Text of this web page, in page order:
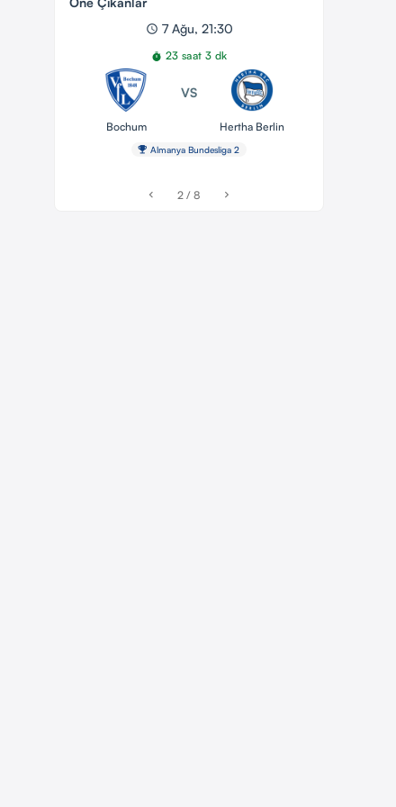
schedule 7 Ağu, 21:30
timer 23 saat 3 dk
Bochum
VS
Hertha Berlin
emoji_events Almanya Bundesliga 2
chevron_left 2 / 8 chevron_right